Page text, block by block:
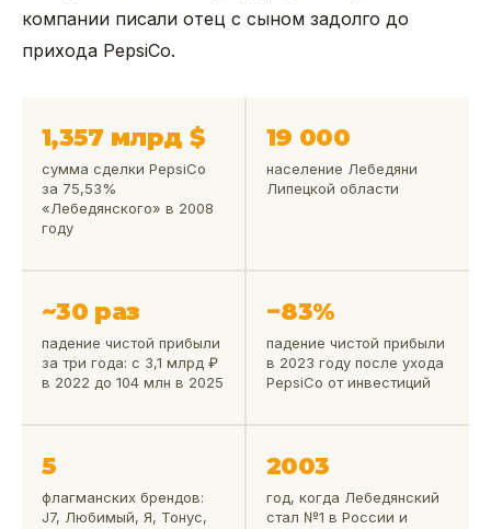
компании писали отец с сыном задолго до
прихода PepsiCo.
1,357 млрд $
сумма сделки PepsiCo
за 75,53%
«Лебедянского» в 2008
году
19 000
население Лебедяни
Липецкой области
~30 раз
падение чистой прибыли
за три года: с 3,1 млрд ₽
в 2022 до 104 млн в 2025
−83%
падение чистой прибыли
в 2023 году после ухода
PepsiCo от инвестиций
5
флагманских брендов:
J7, Любимый, Я, Тонус,
2003
год, когда Лебедянский
стал №1 в России и